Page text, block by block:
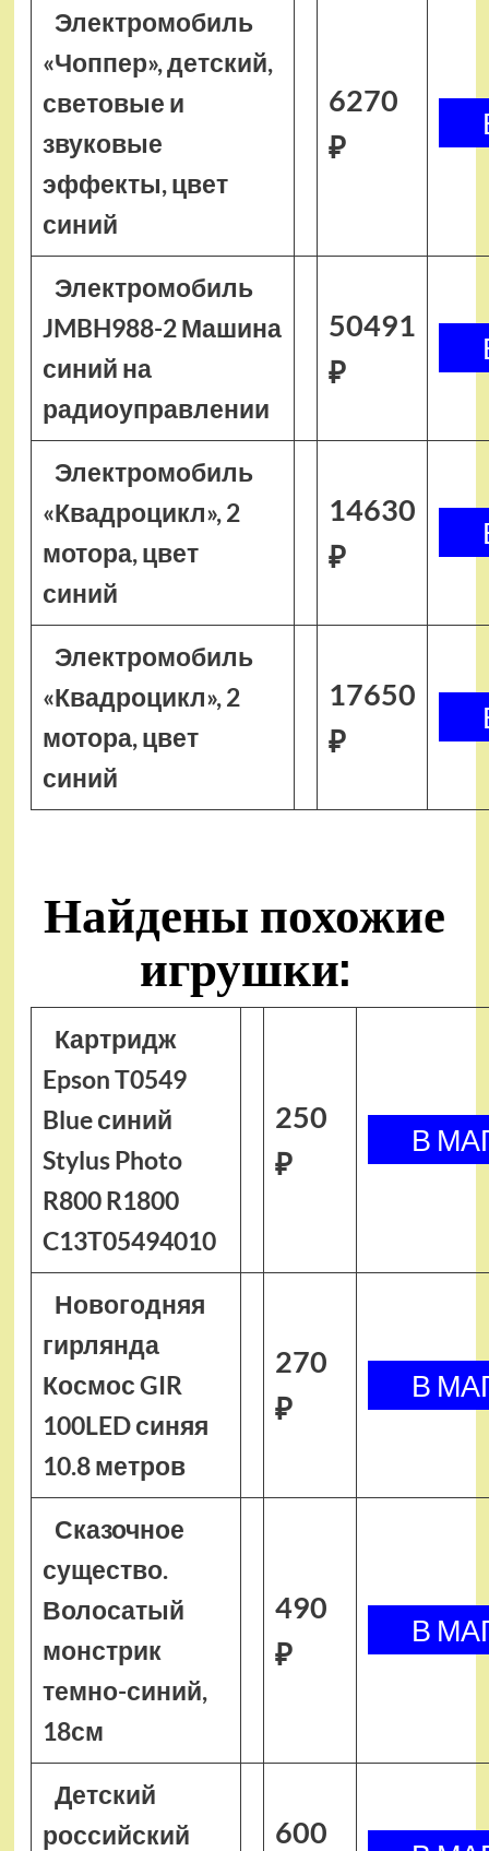
Электромобиль
«Чоппер», детский,
световые и
звуковые
эффекты, цвет
синий
6270
₽
Электромобиль
JMBH988-2 Машина
синий на
радиоуправлении
50491
₽
Электромобиль
«Квадроцикл», 2
мотора, цвет
синий
14630
₽
Электромобиль
«Квадроцикл», 2
мотора, цвет
синий
17650
₽
Найдены похожие
игрушки:
Картридж
Epson T0549
Blue синий
Stylus Photo
R800 R1800
C13T05494010
250
₽
Новогодняя
гирлянда
Космос GIR
100LED синяя
10.8 метров
270
₽
Сказочное
существо.
Волосатый
монстрик
темно-синий,
18см
490
₽
Детский
российский
600